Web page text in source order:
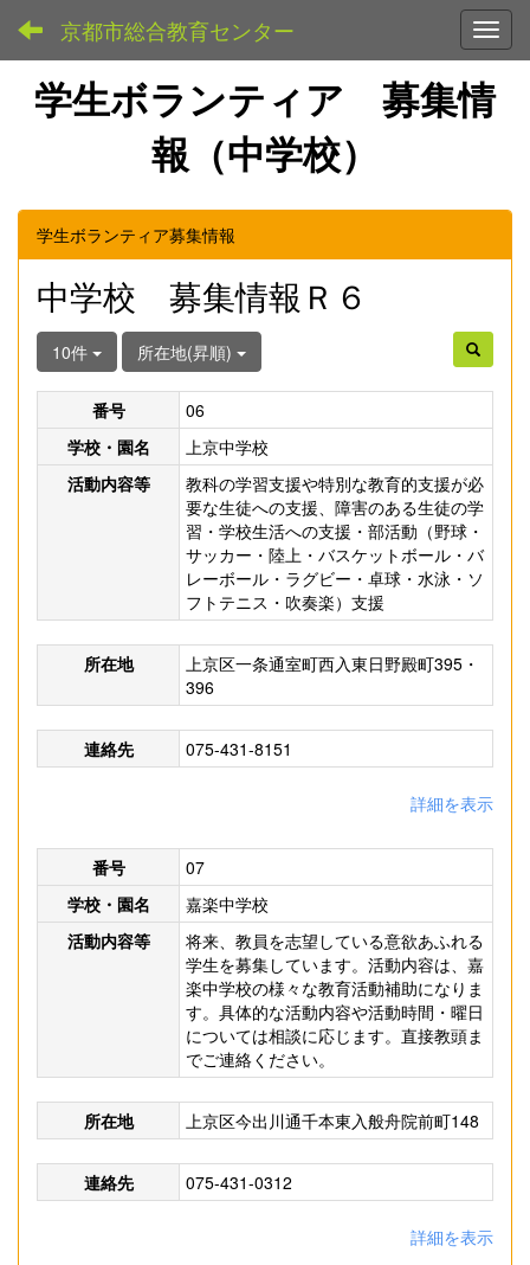
京都市総合教育センター
学生ボランティア 募集情
報（中学校）
学生ボランティア募集情報
中学校 募集情報Ｒ６
10件 所在地(昇順)
番号
06
学校・園名
上京中学校
活動内容等
教科の学習支援や特別な教育的支援が必
要な生徒への支援、障害のある生徒の学
習・学校生活への支援・部活動（野球・
サッカー・陸上・バスケットボール・バ
レーボール・ラグビー・卓球・水泳・ソ
フトテニス・吹奏楽）支援
所在地
上京区一条通室町西入東日野殿町395・
396
連絡先 075-431-8151
詳細を表示
番号
07
学校・園名
嘉楽中学校
活動内容等
将来、教員を志望している意欲あふれる
学生を募集しています。活動内容は、嘉
楽中学校の様々な教育活動補助になりま
す。具体的な活動内容や活動時間・曜日
については相談に応じます。直接教頭ま
でご連絡ください。
所在地 上京区今出川通千本東入般舟院前町148
連絡先 075-431-0312
詳細を表示